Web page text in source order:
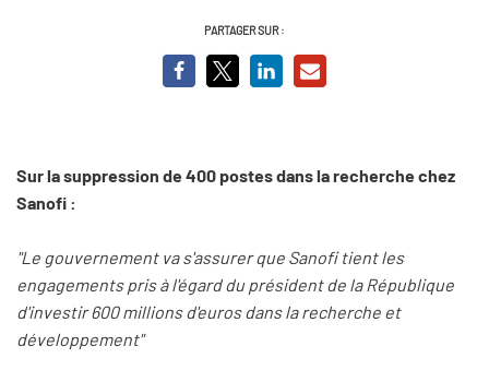
PARTAGER SUR :
Sur la suppression de 400 postes dans la recherche chez
Sanofi :
"Le gouvernement va s'assurer que Sanofi tient les
engagements pris à l'égard du président de la République
d'investir 600 millions d'euros dans la recherche et
développement"